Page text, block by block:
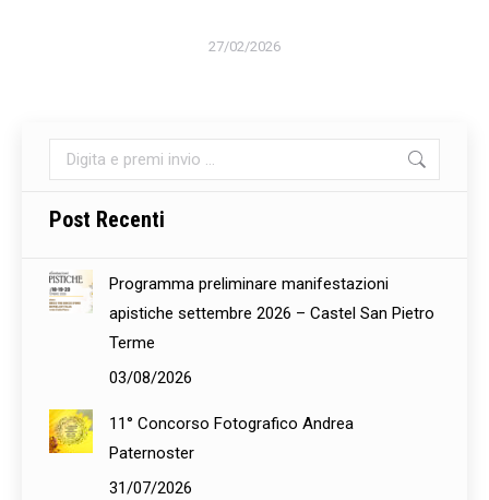
27/02/2026
Cerca:
Post Recenti
Programma preliminare manifestazioni
apistiche settembre 2026 – Castel San Pietro
Terme
03/08/2026
11° Concorso Fotografico Andrea
Paternoster
31/07/2026